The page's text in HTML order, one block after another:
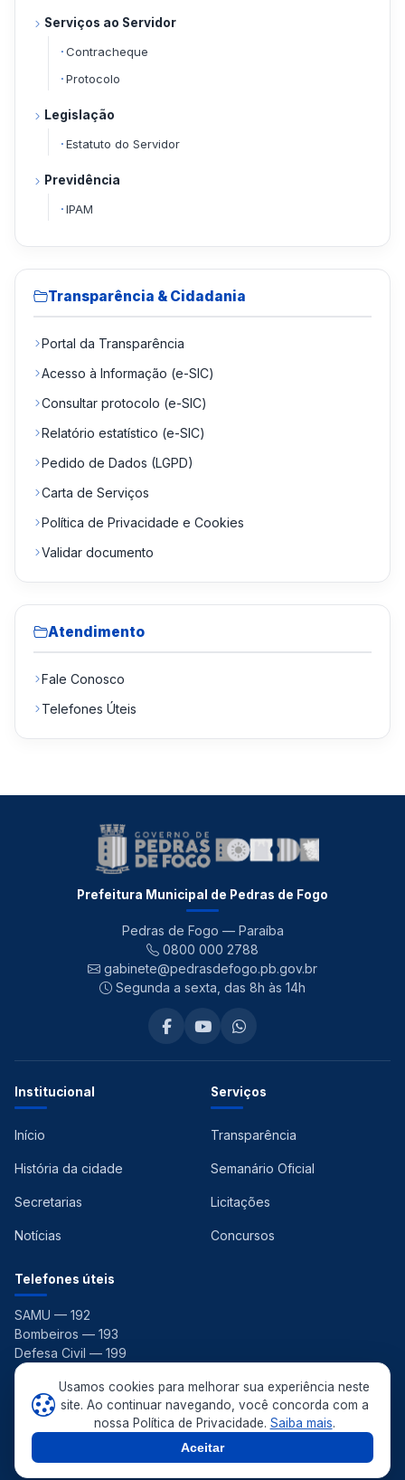
Serviços ao Servidor
Contracheque
Protocolo
Legislação
Estatuto do Servidor
Previdência
IPAM
Transparência & Cidadania
Portal da Transparência
Acesso à Informação (e-SIC)
Consultar protocolo (e-SIC)
Relatório estatístico (e-SIC)
Pedido de Dados (LGPD)
Carta de Serviços
Política de Privacidade e Cookies
Validar documento
Atendimento
Fale Conosco
Telefones Úteis
Prefeitura Municipal de Pedras de Fogo
Pedras de Fogo — Paraíba
0800 000 2788
gabinete@pedrasdefogo.pb.gov.br
Segunda a sexta, das 8h às 14h
Institucional
Início
História da cidade
Secretarias
Notícias
Serviços
Transparência
Semanário Oficial
Licitações
Concursos
Telefones úteis
SAMU — 192
Bombeiros — 193
Defesa Civil — 199
Ouvidoria — 156
© 2026 Prefeitura Municipal de Pedras de Fogo. Todos os direitos
reservados. ·
Política de Privacidade
Usamos cookies para melhorar sua experiência neste
site. Ao continuar navegando, você concorda com a
nossa Política de Privacidade. Saiba mais.
Aceitar